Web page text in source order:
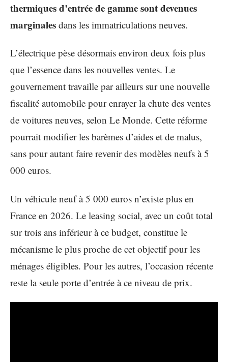
thermiques d’entrée de gamme sont devenues
marginales dans les immatriculations neuves.
L’électrique pèse désormais environ deux fois plus
que l’essence dans les nouvelles ventes. Le
gouvernement travaille par ailleurs sur une nouvelle
fiscalité automobile pour enrayer la chute des ventes
de voitures neuves, selon Le Monde. Cette réforme
pourrait modifier les barèmes d’aides et de malus,
sans pour autant faire revenir des modèles neufs à 5
000 euros.
Un véhicule neuf à 5 000 euros n’existe plus en
France en 2026. Le leasing social, avec un coût total
sur trois ans inférieur à ce budget, constitue le
mécanisme le plus proche de cet objectif pour les
ménages éligibles. Pour les autres, l’occasion récente
reste la seule porte d’entrée à ce niveau de prix.